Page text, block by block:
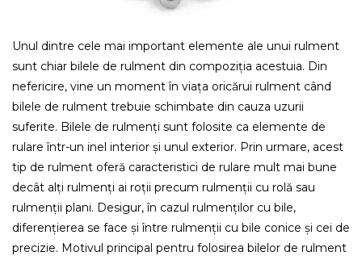
Unul dintre cele mai important elemente ale unui rulment
sunt chiar bilele de rulment din compoziția acestuia. Din
nefericire, vine un moment în viața oricărui rulment când
bilele de rulment trebuie schimbate din cauza uzurii
suferite. Bilele de rulmenți sunt folosite ca elemente de
rulare într-un inel interior și unul exterior. Prin urmare, acest
tip de rulment oferă caracteristici de rulare mult mai bune
decât alți rulmenți ai roții precum rulmenții cu rolă sau
rulmenții plani. Desigur, în cazul rulmenților cu bile,
diferențierea se face și între rulmenții cu bile conice și cei de
precizie. Motivul principal pentru folosirea bilelor de rulment